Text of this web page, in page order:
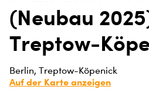
(Neubau
Treptow-
Berlin, Treptow-Köpenick
Auf der Karte anzeigen